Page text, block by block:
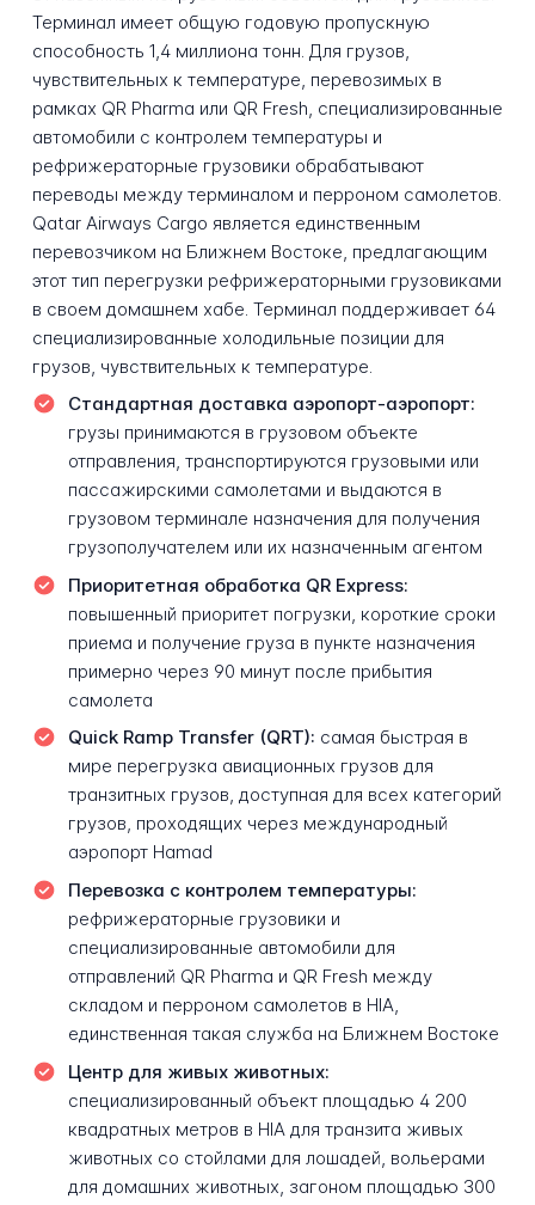
Терминал имеет общую годовую пропускную
способность 1,4 миллиона тонн. Для грузов,
чувствительных к температуре, перевозимых в
рамках QR Pharma или QR Fresh, специализированные
автомобили с контролем температуры и
рефрижераторные грузовики обрабатывают
переводы между терминалом и перроном самолетов.
Qatar Airways Cargo является единственным
перевозчиком на Ближнем Востоке, предлагающим
этот тип перегрузки рефрижераторными грузовиками
в своем домашнем хабе. Терминал поддерживает 64
специализированные холодильные позиции для
грузов, чувствительных к температуре.
Стандартная доставка аэропорт-аэропорт:
грузы принимаются в грузовом объекте
отправления, транспортируются грузовыми или
пассажирскими самолетами и выдаются в
грузовом терминале назначения для получения
грузополучателем или их назначенным агентом
Приоритетная обработка QR Express:
повышенный приоритет погрузки, короткие сроки
приема и получение груза в пункте назначения
примерно через 90 минут после прибытия
самолета
Quick Ramp Transfer (QRT): самая быстрая в
мире перегрузка авиационных грузов для
транзитных грузов, доступная для всех категорий
грузов, проходящих через международный
аэропорт Hamad
Перевозка с контролем температуры:
рефрижераторные грузовики и
специализированные автомобили для
отправлений QR Pharma и QR Fresh между
складом и перроном самолетов в HIA,
единственная такая служба на Ближнем Востоке
Центр для живых животных:
специализированный объект площадью 4 200
квадратных метров в HIA для транзита живых
животных со стойлами для лошадей, вольерами
для домашних животных, загоном площадью 300